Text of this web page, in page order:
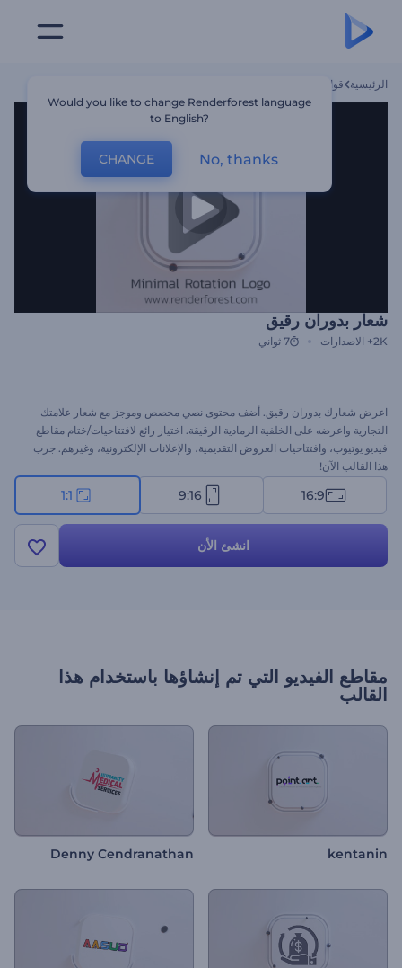
الرئيسية قوالب
شعار بدوران رقيق
2K+ الاصدارات 7 ثواني
اعرض شعارك بدوران رقيق. أضف محتوى نصي مخصص وموجز مع شعار علامتك
التجارية واعرضه على الخلفية الرمادية الرقيقة. اختيار رائع لافتتاحيات/ختام مقاطع
فيديو يوتيوب، وافتتاحيات العروض التقديمية، والإعلانات الإلكترونية، وغيرهم. جرب
هذا القالب الآن!
16:9
9:16
1:1
انشئ الأن
مقاطع الفيديو التي تم إنشاؤها باستخدام هذا
القالب
kentanin
Denny Cendranathan
Would you like to change Renderforest language
to English?
CHANGE No, thanks